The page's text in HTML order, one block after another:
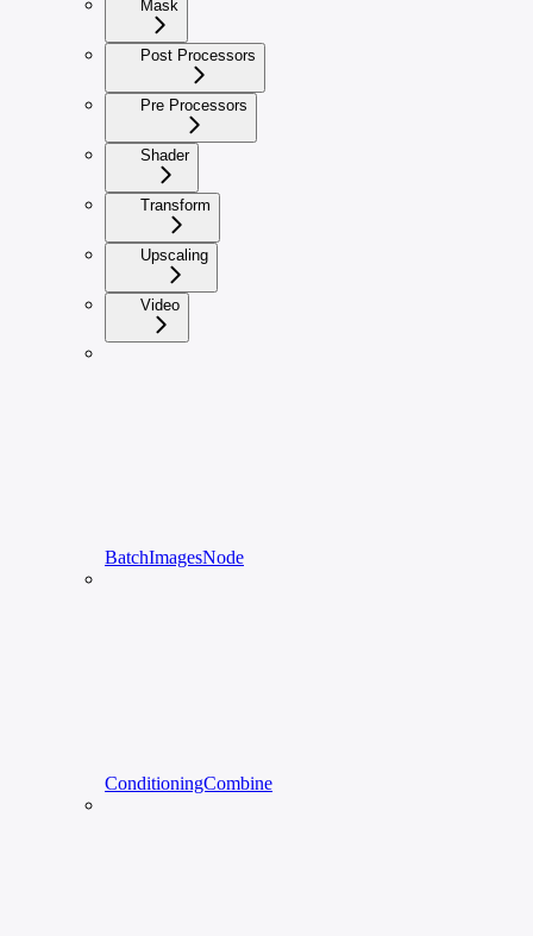
Mask
Post Processors
Pre Processors
Shader
Transform
Upscaling
Video
BatchImagesNode
ConditioningCombine